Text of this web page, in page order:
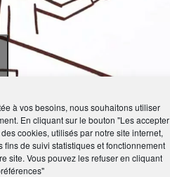
à vos besoins, nous souhaitons utiliser
En cliquant sur le bouton "Les accepter
cookies, utilisés par notre site internet,
de suivi statistiques et fonctionnement
site. Vous pouvez les refuser en cliquant